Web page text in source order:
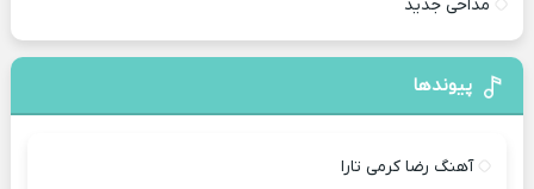
مداحی جدید
پیوندها
آهنگ رضا کرمی تارا